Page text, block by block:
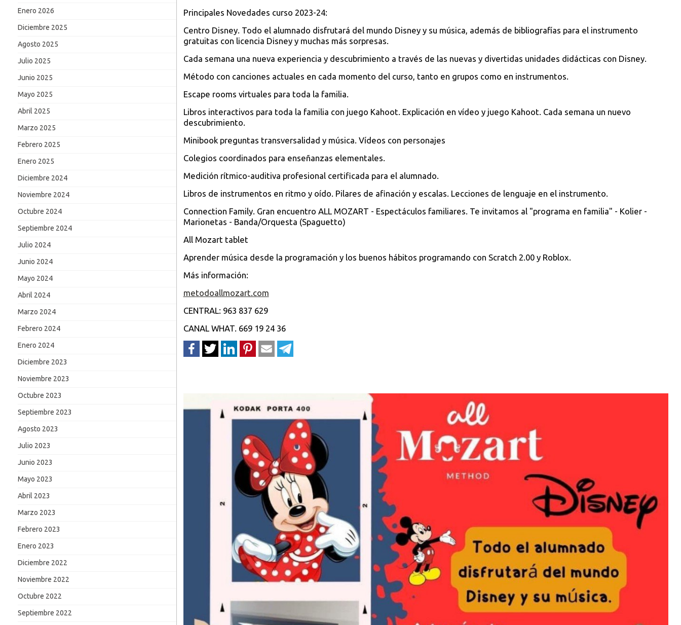
Enero 2026
Diciembre 2025
Agosto 2025
Julio 2025
Junio 2025
Mayo 2025
Abril 2025
Marzo 2025
Febrero 2025
Enero 2025
Diciembre 2024
Noviembre 2024
Octubre 2024
Septiembre 2024
Julio 2024
Junio 2024
Mayo 2024
Abril 2024
Marzo 2024
Febrero 2024
Enero 2024
Diciembre 2023
Noviembre 2023
Octubre 2023
Septiembre 2023
Agosto 2023
Julio 2023
Junio 2023
Mayo 2023
Abril 2023
Marzo 2023
Febrero 2023
Enero 2023
Diciembre 2022
Noviembre 2022
Octubre 2022
Septiembre 2022
Principales Novedades curso 2023-24:
Centro Disney. Todo el alumnado disfrutará del mundo Disney y su música, además de bibliografías para el instrumento
gratuitas con licencia Disney y muchas más sorpresas.
Cada semana una nueva experiencia y descubrimiento a través de las nuevas y divertidas unidades didácticas con Disney.
Método con canciones actuales en cada momento del curso, tanto en grupos como en instrumentos.
Escape rooms virtuales para toda la familia.
Libros interactivos para toda la familia con juego Kahoot. Explicación en vídeo y juego Kahoot. Cada semana un nuevo
descubrimiento.
Minibook preguntas transversalidad y música. Vídeos con personajes
Colegios coordinados para enseñanzas elementales.
Medición rítmico-auditiva profesional certificada para el alumnado.
Libros de instrumentos en ritmo y oído. Pilares de afinación y escalas. Lecciones de lenguaje en el instrumento.
Connection Family. Gran encuentro ALL MOZART - Espectáculos familiares. Te invitamos al "programa en familia" - Kolier -
Marionetas - Banda/Orquesta (Spaguetto)
All Mozart tablet
Aprender música desde la programación y los buenos hábitos programando con Scratch 2.00 y Roblox.
Más información:
metodoallmozart.com
CENTRAL: 963 837 629
CANAL WHAT. 669 19 24 36